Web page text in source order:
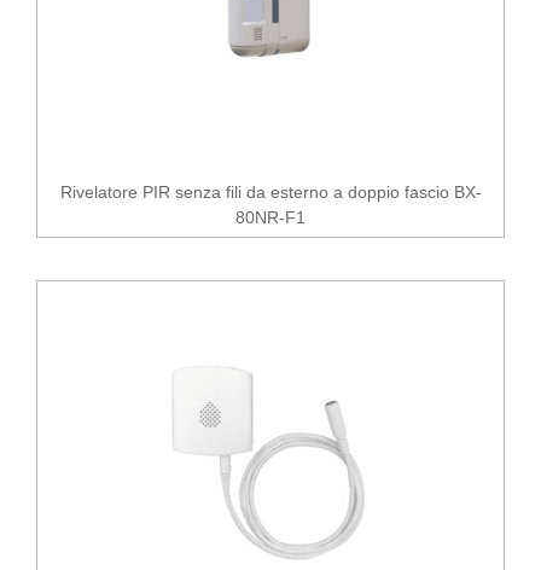
Rivelatore PIR senza fili da esterno a doppio fascio BX-
80NR-F1